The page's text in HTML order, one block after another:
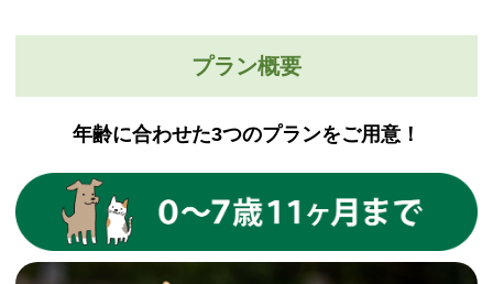
プラン概要
年齢に合わせた3つのプランをご用意！